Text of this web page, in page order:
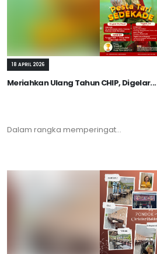
18 APRIL 2026
Meriahkan Ulang Tahun CHIP, Digelar...
Dalam rangka memperingat...